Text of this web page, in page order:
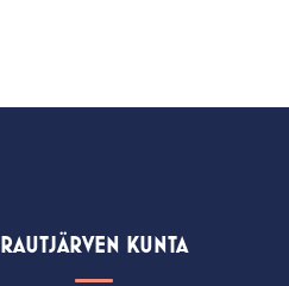
RAUTJÄRVEN KUNTA